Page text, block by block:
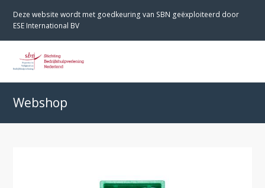
Deze website wordt met goedkeuring van SBN geëxploiteerd door
ESE International BV
Webshop